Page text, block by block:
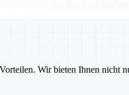
Wir bieten Ihnen